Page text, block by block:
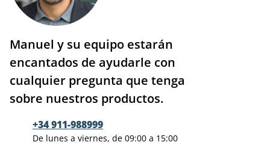
Manuel y su equipo estarán
encantados de ayudarle con
cualquier pregunta que tenga
sobre nuestros productos.
+34 911-988999
De lunes a viernes, de 09:00 a 15:00